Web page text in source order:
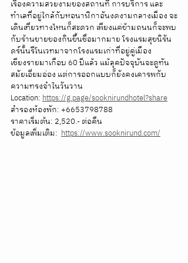
เรื่องความสวยงามของสถานที่ การบริการ และ
ทำเลที่อยู่ใกล้กับหอนาฬิกาอันงดงามกลางเมือง จะ
เดินเที่ยวทางไหนก็สะดวก เพียงแค่ข้ามถนนก็จะพบ
กับร้านขายของกินขึ้นชื่อมากมาย โรงแรมสุขนิรัน
ดร์นั้นรีโนเวทมาจากโรงแรมเก่าที่อยู่คู่เมือง
เชียงรายมาเกือบ 60 ปีแล้ว แม้ลุคปัจจุบันจะดูทัน
สมัยเอี่ยมอ่อง แต่การออกแบบก็ยังคงเคารพกับ
ความทรงจำในวันวาน
Location: https://g.page/sooknirundhotel?share
สำรองห้องพัก: +6653798788
ราคาเริ่มต้น: 2,520.- ต่อคืน
ข้อมูลเพิ่มเติม: https://www.sooknirund.com/